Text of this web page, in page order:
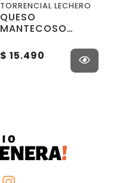
TORRENCIAL LECHERO
QUESO
MANTECOSO
Torrencial
Lechero
$ 15.490